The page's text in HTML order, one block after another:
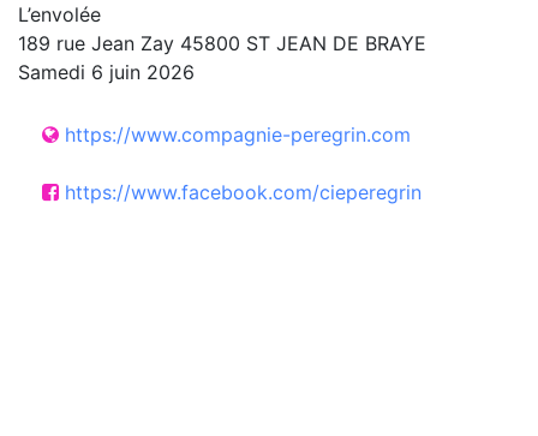
L’envolée
189 rue Jean Zay 45800 ST JEAN DE BRAYE
Samedi 6 juin 2026
https://www.compagnie-peregrin.com
https://www.facebook.com/cieperegrin